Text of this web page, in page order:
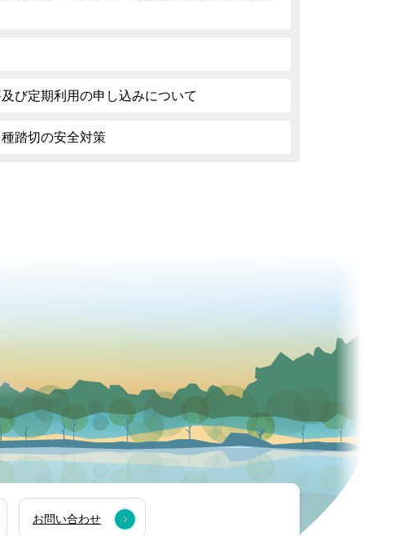
び定期利用の申し込みについて
踏切の安全対策
お問い合わせ